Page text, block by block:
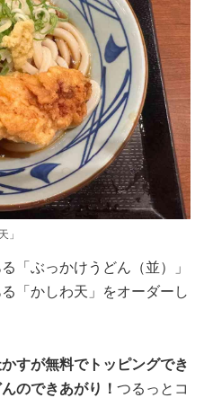
」
「ぶっかけうどん（並）」
「かしわ天」をオーダーし
すが無料でトッピングでき
のできあがり！ つるっとコ